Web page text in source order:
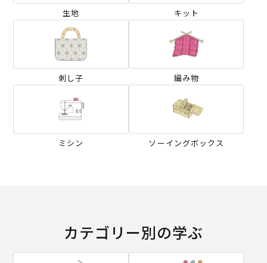
生地 キット
刺し子 編み物
ミシン ソーイングボックス
カテゴリー別の学ぶ